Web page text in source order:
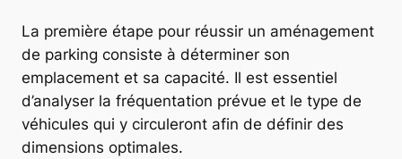
La première étape pour réussir un aménagement
de parking consiste à déterminer son
emplacement et sa capacité. Il est essentiel
d’analyser la fréquentation prévue et le type de
véhicules qui y circuleront afin de définir des
dimensions optimales.